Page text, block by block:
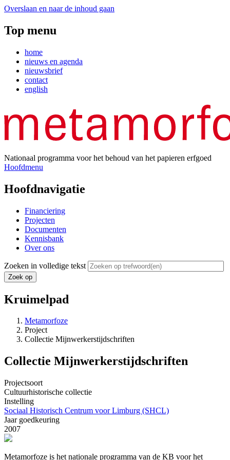
Overslaan en naar de inhoud gaan
Top menu
home
nieuws en agenda
nieuwsbrief
contact
english
Nationaal programma voor het behoud van het papieren erfgoed
Hoofdmenu
Hoofdnavigatie
Financiering
Projecten
Documenten
Kennisbank
Over ons
Zoeken in volledige tekst
Kruimelpad
Metamorfoze
Project
Collectie Mijnwerkerstijdschriften
Collectie Mijnwerkerstijdschriften
Projectsoort
Cultuurhistorische collectie
Instelling
Sociaal Historisch Centrum voor Limburg (SHCL)
Jaar goedkeuring
2007
Metamorfoze is het nationale programma van de KB voor het